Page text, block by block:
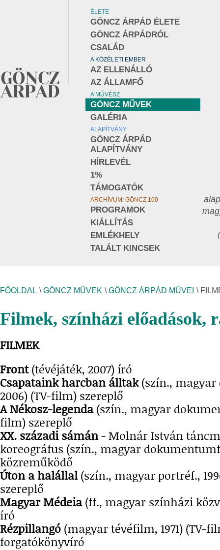
ÉLETE
GÖNCZ ÁRPÁD ÉLETE
GÖNCZ ÁRPÁDRÓL
CSALÁD
A KÖZÉLETI EMBER
AZ ELLENÁLLÓ
AZ ÁLLAMFŐ
A MŰVÉSZ
GÖNCZ MŰVEK
GALÉRIA
ALAPÍTVÁNY
GÖNCZ ÁRPÁD
ALAPÍTVÁNY
HÍRLEVÉL
1%
TÁMOGATÓK
ARCHÍVUM: GÖNCZ 100
PROGRAMOK
KIÁLLÍTÁS
EMLÉKHELY
TALÁLT KINCSEK
FŐOLDAL \ GÖNCZ MŰVEK \ GÖNCZ ÁRPÁD MŰVEI \
Filmek, színházi előadások,
FILMEK
Front(tévéjáték, 2007) író
Csapataink harcban álltak(szín.,
2006) (TV-film) szereplő
A Nékosz-legenda(szín., magyar
film) szereplő
XX. századi sámán- Molnár István
koreográfus (szín., magyar
közreműködő
Úton a halállal(szín., magyar portréf.,
szereplő
Magyar Médeia(ff., magyar színházi
író
Rézpillangó (magyar tévéfilm, 1971) (TV-
forgatókönyvíró